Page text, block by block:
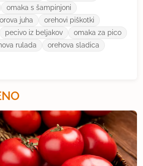
omaka s šampinjoni
juha
orehovi piškotki
pecivo iz beljakov
omaka za pico
rulada
orehova sladica